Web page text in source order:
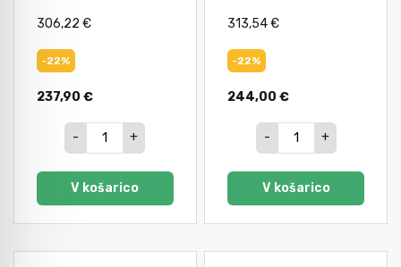
306,22 €
-22%
237,90 €
- +
V košarico
313,54 €
-22%
244,00 €
- +
V košarico